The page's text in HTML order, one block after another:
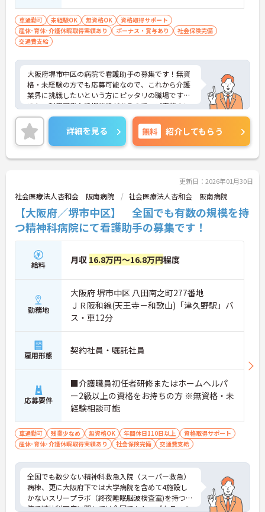
車通勤可 未経験OK 無資格OK
資格取得サポート
産休･育休･介護休暇取得実績あり
ボーナス・賞与あり
社会保険完備
交通費支給
大阪府堺市中区の病院で看護助手の募集です！無資
格・未経験の方でも応募可能なので、これから介護
業界に挑戦したいという方にピッタリの職場です◎
また、利用可能な託児施設があるので、ご家族のい
る方でも安心して働くことができます♪ご興味のあ
る方は、面接ポイントをお伝えしますので、お気軽
にご連絡ください。
詳細を見る 無料 紹介してもらう
更新日：2026年01月30日
社会医療法人杏和会 阪南病院 社会医療法人杏和会 阪南病院
【大阪府／堺市中区】 全国でも有数の規模を持
つ精神科病院にて看護助手の募集です！
給料 月収 16.8万円～16.8万円程度
勤務地
大阪府 堺市中区 八田南之町277番地
ＪＲ阪和線(天王寺－和歌山)「津久野駅」バ
ス・車12分
雇用形態 契約社員・嘱託社員
応募要件
■介護職員初任者研修またはホームヘルパ
ー2級以上の資格をお持ちの方 ※無資格・未
経験相談可能
車通勤可 残業少なめ 無資格OK 年間休日110日以上
資格取得サポート
産休･育休･介護休暇取得実績あり
社会保険完備 交通費支給
全国でも数少ない精神科救急入院（スーパー救急）
病棟、更に大阪府下では大学病院を含めて4施設し
かないスリープラボ（終夜睡眠脳波検査室)を持つ病
院で精神科医療に関しては全国でもトップクラスの